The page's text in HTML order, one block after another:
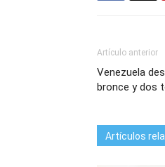
Artículo anterior
Venezuela
bronce y dos
Artículos